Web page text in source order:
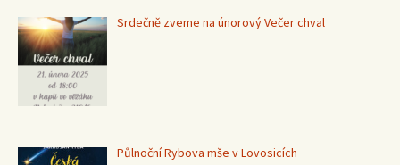
Srdečně zveme na únorový Večer chval
Půlnoční Rybova mše v Lovosicích